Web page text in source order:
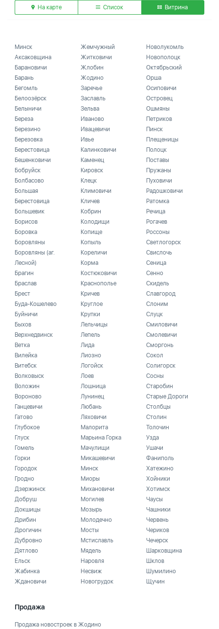
На карте Список Витрина
Минск
Аксаковщина
Барановичи
Барань
Бегомль
Белоозёрск
Белыничи
Береза
Березино
Березовка
Берестовица
Бешенковичи
Бобруйск
Болбасово
Большая
Берестовица
Большевик
Борисов
Боровка
Боровляны
Боровляны (аг.
Лесной)
Брагин
Браслав
Брест
Буда-Кошелево
Буйничи
Быхов
Верхнедвинск
Ветка
Вилейка
Витебск
Волковыск
Воложин
Вороново
Ганцевичи
Гатово
Глубокое
Глуск
Гомель
Горки
Городок
Гродно
Дзержинск
Добруш
Докшицы
Дрибин
Дрогичин
Дубровно
Дятлово
Ельск
Жабинка
Ждановичи
Жемчужный
Житковичи
Жлобин
Жодино
Заречье
Заславль
Зельва
Иваново
Ивацевичи
Ивье
Калинковичи
Каменец
Кировск
Клецк
Климовичи
Кличев
Кобрин
Колодищи
Копище
Копыль
Кореличи
Корма
Костюковичи
Краснополье
Кричев
Круглое
Крупки
Лельчицы
Лепель
Лида
Лиозно
Логойск
Лоев
Лошница
Лунинец
Любань
Ляховичи
Малорита
Марьина Горка
Мачулищи
Микашевичи
Минск
Миоры
Михановичи
Могилев
Мозырь
Молодечно
Мосты
Мстиславль
Мядель
Наровля
Несвиж
Новогрудок
Новолукомль
Новополоцк
Октябрьский
Орша
Осиповичи
Островец
Ошмяны
Петриков
Пинск
Плещеницы
Полоцк
Поставы
Пружаны
Пуховичи
Радошковичи
Ратомка
Речица
Рогачев
Россоны
Светлогорск
Свислочь
Сеница
Сенно
Скидель
Славгород
Слоним
Слуцк
Смиловичи
Смолевичи
Сморгонь
Сокол
Солигорск
Сосны
Старобин
Старые Дороги
Столбцы
Столин
Толочин
Узда
Ушачи
Фаниполь
Хатежино
Хойники
Хотимск
Чаусы
Чашники
Червень
Чериков
Чечерск
Шарковщина
Шклов
Шумилино
Щучин
Продажа
Продажа новостроек в Жодино